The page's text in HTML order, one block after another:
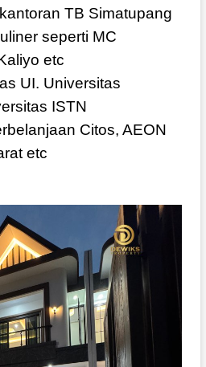
TB Simatupang
seperti MC
etc
UI. Universitas
ISTN
Citos, AEON
etc